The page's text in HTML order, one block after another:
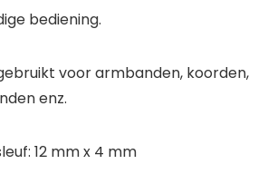
bediening.
voor armbanden, koorden,
enz.
12 mm x 4 mm